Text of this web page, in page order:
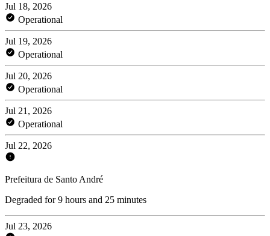
Jul 18, 2026
Operational
Jul 19, 2026
Operational
Jul 20, 2026
Operational
Jul 21, 2026
Operational
Jul 22, 2026
Prefeitura de Santo André
Degraded for 9 hours and 25 minutes
Jul 23, 2026